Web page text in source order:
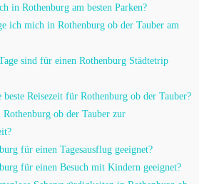
in Rothenburg am besten Parken?
ich mich in Rothenburg ob der Tauber am
sind für einen Rothenburg Städtetrip
beste Reisezeit für Rothenburg ob der Tauber?
ob der Tauber zur
für einen Tagesausflug geeignet?
für einen Besuch mit Kindern geeignet?